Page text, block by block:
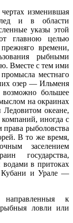
изменившая
и в области
указы этой
главною целью
времени,
рыбными
Вместе с тем ими
местнаго
озер — Ильменя
большее
на окраинах
океане,
иногда с
права рыболовства
В то же время,
заселением
государства,
водами в притоках
Кубани и Урале —
к
рыбныя ловли или